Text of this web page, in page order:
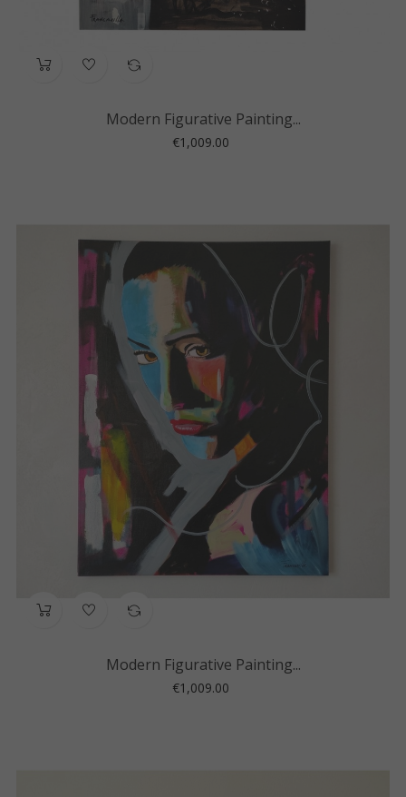
Modern Figurative Painting...
Price
€1,009.00
Modern Figurative Painting...
Price
€1,009.00